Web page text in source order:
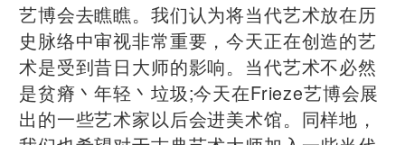
艺博会去瞧瞧。我们认为将当代艺术放在历
史脉络中审视非常重要，今天正在创造的艺
术是受到昔日大师的影响。当代艺术不必然
是贫瘠丶年轻丶垃圾;今天在Frieze艺博会展
出的一些艺术家以后会进美术馆。同样地，